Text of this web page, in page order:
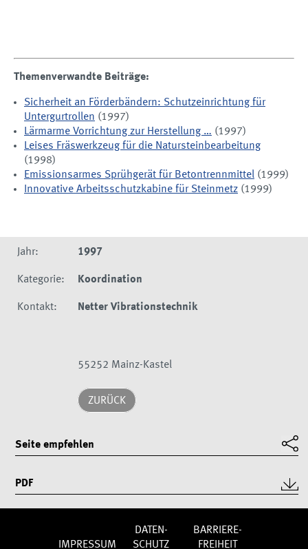
Themenverwandte Beiträge:
Sicherheit an Förderbändern: Schutzeinrichtung für
Untergurtrollen (1997)
Lärmarme Vorrichtung zur Herstellung … (1997)
Leises Fräswerkzeug für die Natursteinbearbeitung
(1998)
Emissionsarmes Sprühgerät für Betontrennmittel (1999)
Innovative Arbeitsschutzkabine für Steinmetz (1999)
Jahr: 1997
Kategorie: Koordination
Kontakt: Netter Vibrationstechnik
55252 Mainz-Kastel
ZURÜCK
Seite empfehlen
PDF
IMPRES­SUM
DATEN­
SCHUTZ
BARRIERE­
FREIHEIT